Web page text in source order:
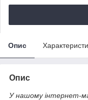
Опис
Опис
У нашому інтернет-